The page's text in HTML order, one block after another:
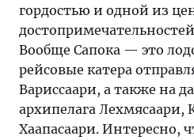
гордостью и одной из
Вообще Сапока — это
рейсовые катера
Вариссаари, а также на
архипелага Лехмясаари,
Хаапасаари. Интересно,